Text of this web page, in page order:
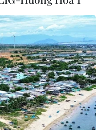
liệu
đầu tư